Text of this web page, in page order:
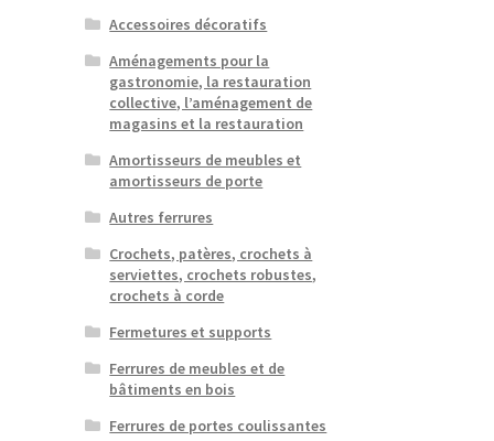
Accessoires décoratifs
Aménagements pour la
gastronomie, la restauration
collective, l’aménagement de
magasins et la restauration
Amortisseurs de meubles et
amortisseurs de porte
Autres ferrures
Crochets, patères, crochets à
serviettes, crochets robustes,
crochets à corde
Fermetures et supports
Ferrures de meubles et de
bâtiments en bois
Ferrures de portes coulissantes